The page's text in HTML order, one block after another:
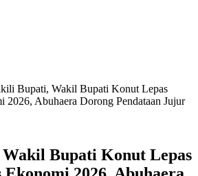
Bupati, Wakil Bupati Konut Lepas
2026, Abuhaera Dorong Pendataan Jujur
Bupati Konut Lepas